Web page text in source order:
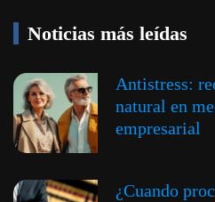
Noticias más leídas
Antistress:
natural en
empresarial
¿Cuando